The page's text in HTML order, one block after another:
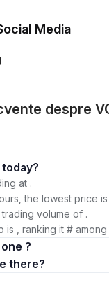
Media
despre
1. How much is today?
at .
the lowest price
volume of .
is , ranking it #
one ?
many are there?